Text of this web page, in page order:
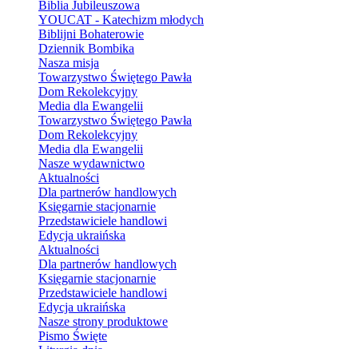
Biblia Jubileuszowa
YOUCAT - Katechizm młodych
Biblijni Bohaterowie
Dziennik Bombika
Nasza misja
Towarzystwo Świętego Pawła
Dom Rekolekcyjny
Media dla Ewangelii
Towarzystwo Świętego Pawła
Dom Rekolekcyjny
Media dla Ewangelii
Nasze wydawnictwo
Aktualności
Dla partnerów handlowych
Księgarnie stacjonarnie
Przedstawiciele handlowi
Edycja ukraińska
Aktualności
Dla partnerów handlowych
Księgarnie stacjonarnie
Przedstawiciele handlowi
Edycja ukraińska
Nasze strony produktowe
Pismo Święte